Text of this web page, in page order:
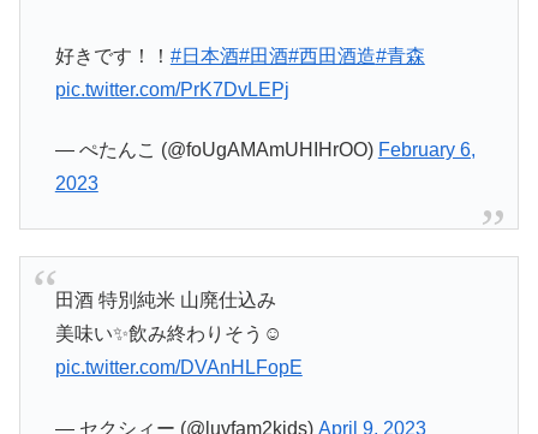
好きです！！ #日本酒#田酒#西田酒造#青森
pic.twitter.com/PrK7DvLEPj
— ぺたんこ (@foUgAMAmUHIHrOO) February 6,
2023
田酒 特別純米 山廃仕込み
美味い✨️飲み終わりそう☺️
pic.twitter.com/DVAnHLFopE
— セクシィー (@luvfam2kids) April 9, 2023